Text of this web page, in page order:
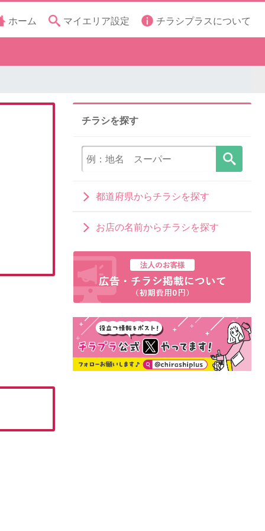
ホーム マイエリア設定 チラシプラスについて
チラシを探す
都道府県からチラシを探す
お店の名前からチラシを探す